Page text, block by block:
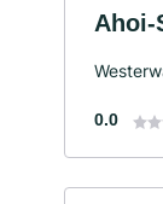
Ahoi-
0.0